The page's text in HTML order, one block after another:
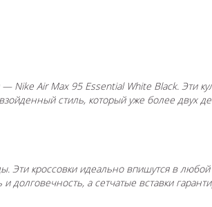
Nike Air Max 95 Essential White Black. Эти
стиль, который уже более двух
кроссовки идеально впишутся в
долговечность, а сетчатые вставки